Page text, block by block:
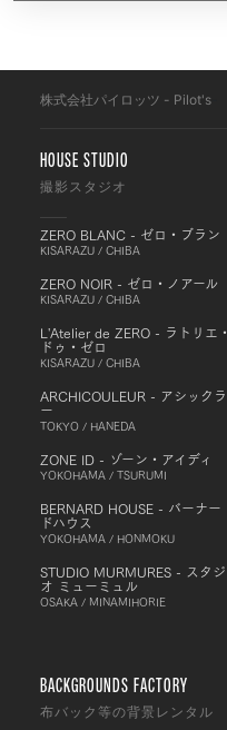
株式会社パイロッツ - Pilot's
HOUSE STUDIO
撮影スタジオ
ZERO BLANC - ゼロ・ブラン
KISARAZU / CHIBA
ZERO NOIR - ゼロ・ノアール
KISARAZU / CHIBA
L'Atelier de ZERO - ラトリエ・
ドゥ・ゼロ
KISARAZU / CHIBA
ARCHICOULEUR - アシックラ
ー
TOKYO / HANEDA
ZONE ID - ゾーン・アイディ
YOKOHAMA / TSURUMI
BERNARD HOUSE - バーナー
ドハウス
YOKOHAMA / HONMOKU
STUDIO MURMURES - スタジ
オ ミューミュル
OSAKA / MINAMIHORIE
BACKGROUNDS FACTORY
布バック等の背景レンタル